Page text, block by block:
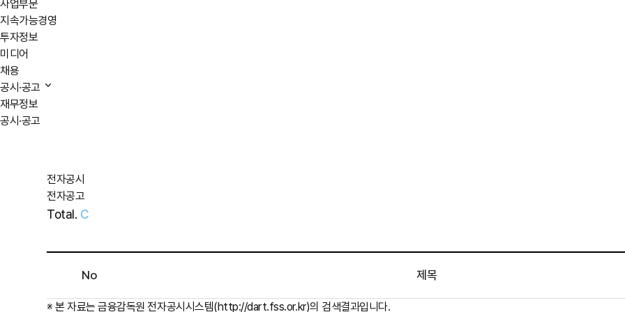
사업부문
지속가능경영
투자정보
미디어
채용
공시·공고
재무정보
공시·공고
전자공시
전자공고
Total. C
No 제목
※ 본 자료는 금융감독원 전자공시시스템(http://dart.fss.or.kr)의 검색결과입니다.